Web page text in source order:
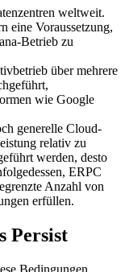
weltweit.
eine Voraussetzung,
Betrieb zu
über mehrere
wie Google
generelle Cloud-
relativ zu
werden, desto
ERPC
Anzahl von
erfüllen.
Persist
Bedingungen